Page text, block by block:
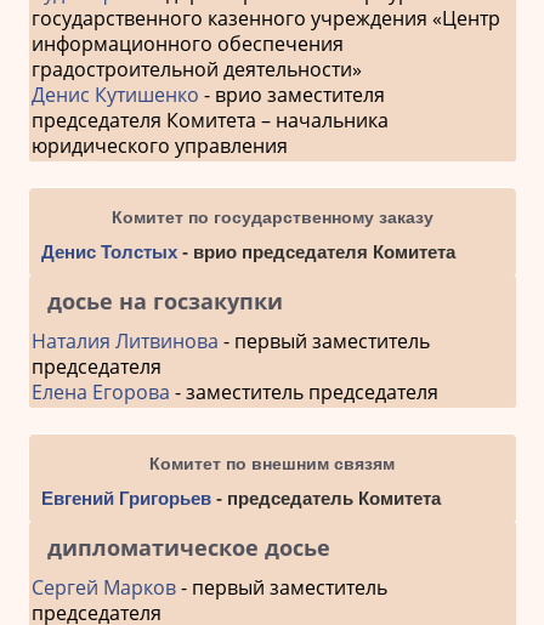
государственного казенного учреждения «Центр
информационного обеспечения
градостроительной деятельности»
Денис Кутишенко - врио заместителя
председателя Комитета – начальника
юридического управления
Комитет по государственному заказу
Денис Толстых- врио председателя Комитета
досье на госзакупки
Наталия Литвинова - первый заместитель
председателя
Елена Егорова - заместитель председателя
Комитет по внешним связям
Евгений Григорьев- председатель Комитета
дипломатическое досье
Сергей Марков- первый заместитель
председателя